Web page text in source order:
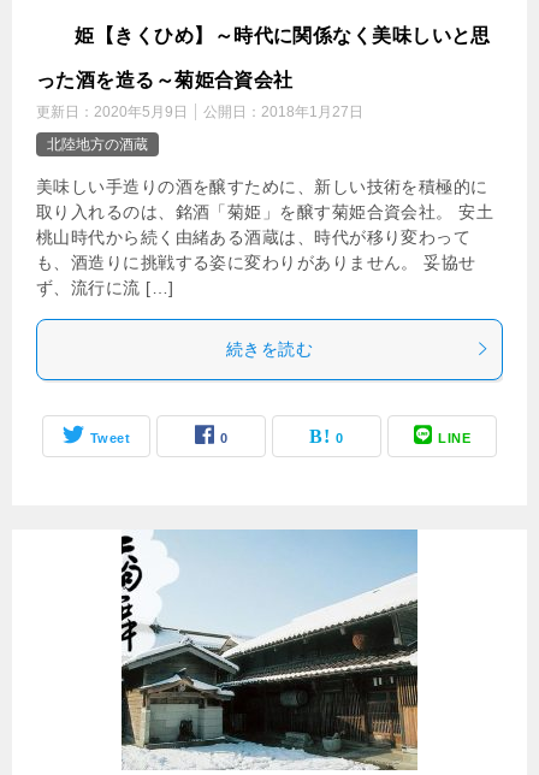
菊姫【きくひめ】～時代に関係なく美味しいと思
った酒を造る～菊姫合資会社
更新日： 2020年5月9日 公開日： 2018年1月27日
北陸地方の酒蔵
美味しい手造りの酒を醸すために、新しい技術を積極的に
取り入れるのは、銘酒「菊姫」を醸す菊姫合資会社。 安土
桃山時代から続く由緒ある酒蔵は、時代が移り変わって
も、酒造りに挑戦する姿に変わりがありません。 妥協せ
ず、流行に流 […]
続きを読む
Tweet 0 0 LINE